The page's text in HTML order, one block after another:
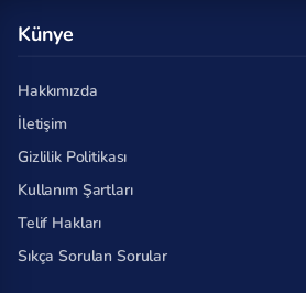
Künye
Hakkımızda
İletişim
Gizlilik Politikası
Kullanım Şartları
Telif Hakları
Sıkça Sorulan Sorular